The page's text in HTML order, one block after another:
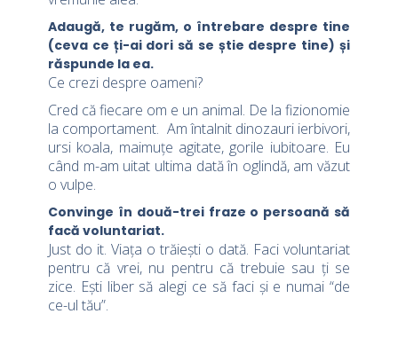
Adaugă, te rugăm, o întrebare despre tine
(ceva ce ți-ai dori să se știe despre tine) și
răspunde la ea.
Ce crezi despre oameni?
Cred că fiecare om e un animal. De la fizionomie
la comportament. Am întalnit dinozauri ierbivori,
ursi koala, maimuțe agitate, gorile iubitoare. Eu
când m-am uitat ultima dată în oglindă, am văzut
o vulpe.
Convinge în două-trei fraze o persoană să
facă voluntariat.
Just do it. Viața o trăiești o dată. Faci voluntariat
pentru că vrei, nu pentru că trebuie sau ți se
zice. Ești liber să alegi ce să faci și e numai “de
ce-ul tău”.